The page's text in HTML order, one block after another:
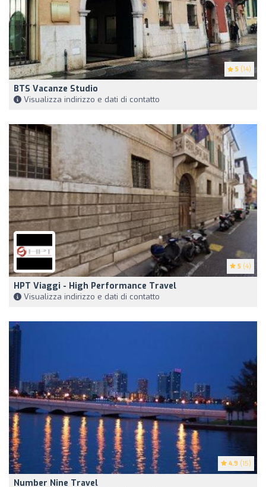
5 (14)
BTS Vacanze Studio
Visualizza indirizzo e dati di contatto
5 (4)
HPT Viaggi - High Performance Travel
Visualizza indirizzo e dati di contatto
4.9 (15)
Number Nine Travel